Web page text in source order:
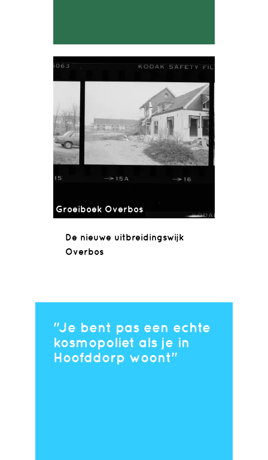
Groeiboek Overbos
De nieuwe uitbreidingswijk
Overbos
Je bent pas een echte
kosmopoliet als je in
Hoofddorp woont